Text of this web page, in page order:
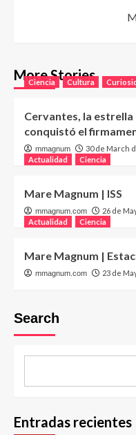
More Stories
Ciencia Cultura
Cervantes, la
conquistó el
mmagnum 30 de March
Actualidad Ciencia
Mare Magnum | ISS
mmagnum.com
26 de
Actualidad
Ciencia
Mare Magnum |
mmagnum.com 23 de
Search
Entradas recientes